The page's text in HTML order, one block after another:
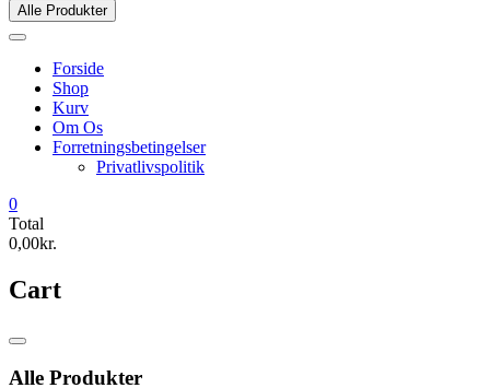
Alle Produkter
Forside
Shop
Kurv
Om Os
Forretningsbetingelser
Privatlivspolitik
0
Total
0,00kr.
Cart
Catalog
Alle Produkter